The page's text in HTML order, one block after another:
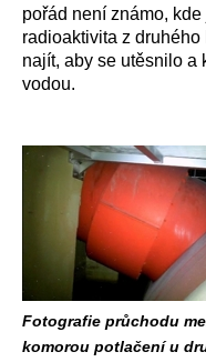
pořád není známo,
radioaktivita z druhého
najít, aby se utěsnilo a
vodou.
Fotografie průchodu
komorou potlačení u